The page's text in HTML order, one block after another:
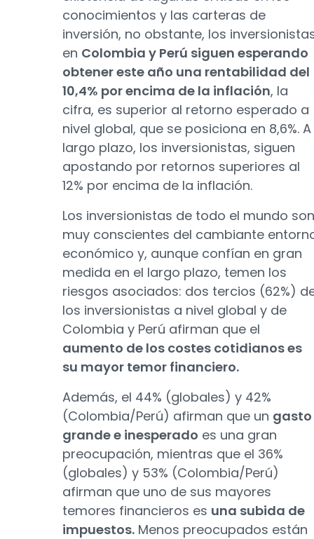
conocimientos y las carteras de
inversión, no obstante, los
en Colombia y Perú siguen esperando
obtener este año una rentabilidad del
10,4% por encima de la inflación, la
cifra, es superior al retorno esperado a
nivel global, que se posiciona en 8,6%. A
largo plazo, los inversionistas, siguen
apostando por retornos superiores al
12% por encima de la inflación.
Los inversionistas de todo el mundo son
muy conscientes del cambiante
económico y, aunque confían en gran
medida en el largo plazo, temen los
riesgos asociados: dos tercios (62%)
los inversionistas a nivel global y de
Colombia y Perú afirman que el
aumento de los costes cotidianos es
su mayor temor financiero.
Además, el 44% (globales) y 42%
(Colombia/Perú) afirman que un gasto
grande e inesperado es una gran
preocupación, mientras que el 36%
(globales) y 53% (Colombia/Perú)
afirman que uno de sus mayores
temores financieros es una subida de
impuestos. Menos preocupados están